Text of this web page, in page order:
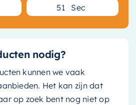
50 Sec
nodig?
kunnen we vaak
Het kan zijn dat
op zoek bent nog niet op